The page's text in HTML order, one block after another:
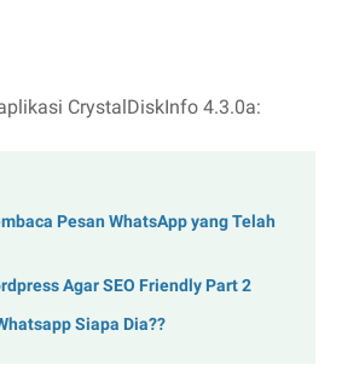
CrystalDiskInfo 4.3.0a:
Pesan WhatsApp yang Telah
Agar SEO Friendly Part 2
Siapa Dia??